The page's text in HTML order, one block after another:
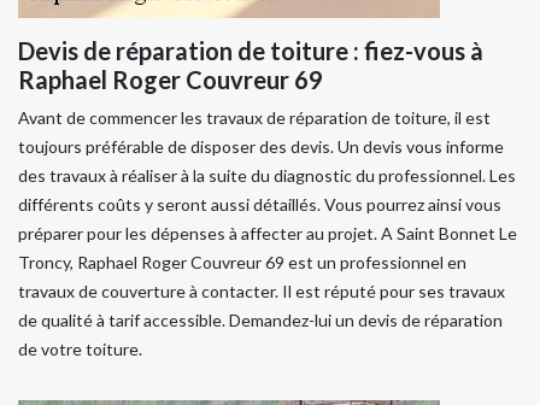
Devis de réparation de toiture : fiez-vous à
Raphael Roger Couvreur 69
Avant de commencer les travaux de réparation de toiture, il est
toujours préférable de disposer des devis. Un devis vous informe
des travaux à réaliser à la suite du diagnostic du professionnel. Les
différents coûts y seront aussi détaillés. Vous pourrez ainsi vous
préparer pour les dépenses à affecter au projet. A Saint Bonnet Le
Troncy, Raphael Roger Couvreur 69 est un professionnel en
travaux de couverture à contacter. Il est réputé pour ses travaux
de qualité à tarif accessible. Demandez-lui un devis de réparation
de votre toiture.